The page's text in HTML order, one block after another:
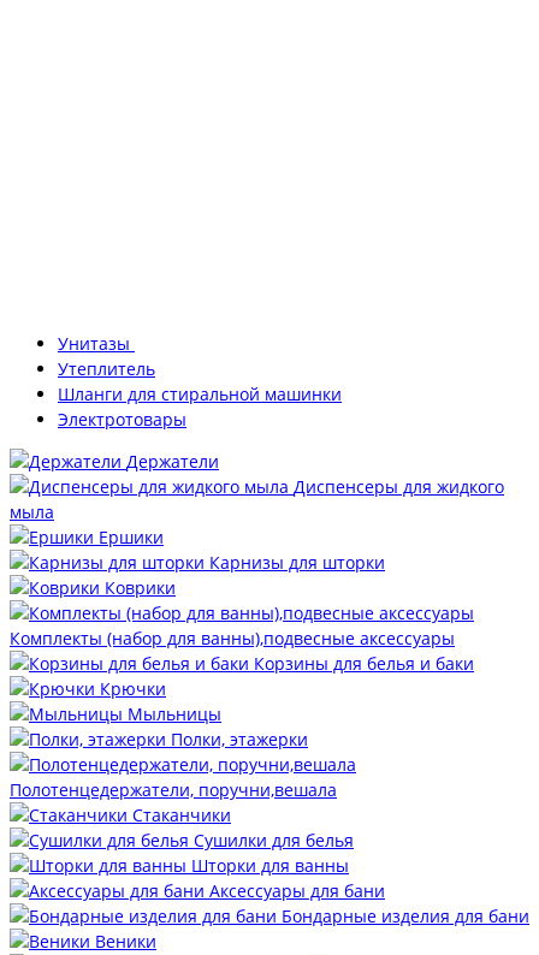
Унитазы
Утеплитель
Шланги для стиральной машинки
Электротовары
Держатели
Диспенсеры для жидкого
мыла
Ершики
Карнизы для шторки
Коврики
Комплекты (набор для ванны),подвесные аксессуары
Корзины для белья и баки
Крючки
Мыльницы
Полки, этажерки
Полотенцедержатели, поручни,вешала
Стаканчики
Сушилки для белья
Шторки для ванны
Аксессуары для бани
Бондарные изделия для бани
Веники